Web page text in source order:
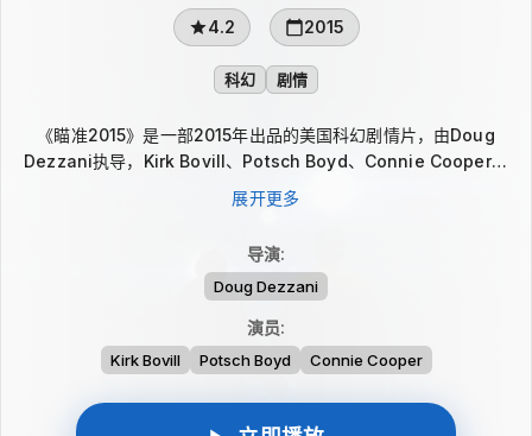
4.2 2015
科幻 剧情
《瞄准2015》是一部2015年出品的美国科幻剧情片，由Doug
Dezzani执导，Kirk Bovill、Potsch Boyd、Connie Cooper等
出演。影片的叙事核心是寻找外星人，围绕人们对未知存在的追索
展开，重心放在科幻设定与剧情推进上。需要注意的是，本片并非
展开更多
导演:
Doug Dezzani
演员:
Kirk Bovill Potsch Boyd Connie Cooper